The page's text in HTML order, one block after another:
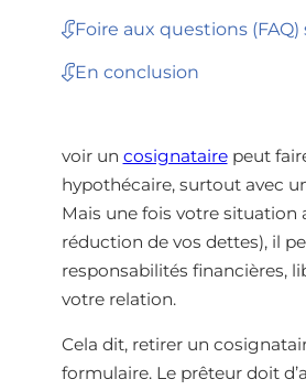
Foire aux questions
En conclusion
voir un cosignatairepeut
hypothécaire, surtout avec
Mais une fois votre situation
réduction de vos dettes), il
responsabilités financières,
votre relation.
Cela dit, retirer un
formulaire. Le prêteur doit